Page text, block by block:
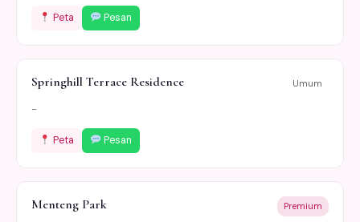
Peta Pesan
Springhill Terrace Residence Umum
-
Peta Pesan
Menteng Park Premium